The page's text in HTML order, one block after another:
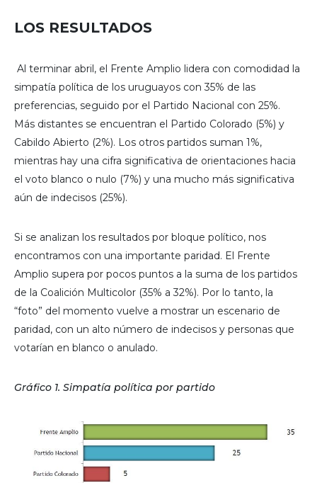
LOS RESULTADOS
Al terminar abril, el Frente Amplio lidera con comodidad la
simpatía política de los uruguayos con 35% de las
preferencias, seguido por el Partido Nacional con 25%.
Más distantes se encuentran el Partido Colorado (5%) y
Cabildo Abierto (2%). Los otros partidos suman 1%,
mientras hay una cifra significativa de orientaciones hacia
el voto blanco o nulo (7%) y una mucho más significativa
aún de indecisos (25%).
Si se analizan los resultados por bloque político, nos
encontramos con una importante paridad. El Frente
Amplio supera por pocos puntos a la suma de los partidos
de la Coalición Multicolor (35% a 32%). Por lo tanto, la
“foto” del momento vuelve a mostrar un escenario de
paridad, con un alto número de indecisos y personas que
votarían en blanco o anulado.
Gráfico 1. Simpatía política por partido